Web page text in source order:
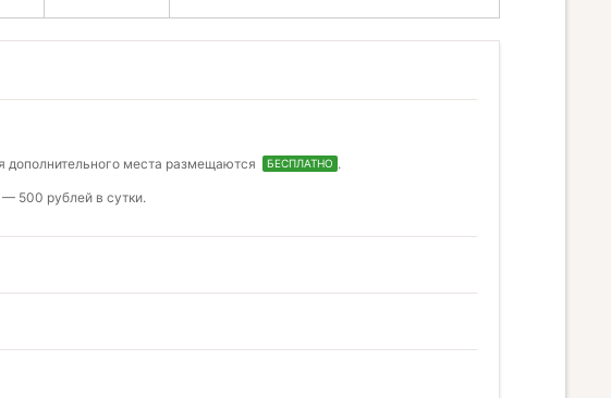
дополнительного места размещаются БЕСПЛАТНО .
500 рублей в сутки.